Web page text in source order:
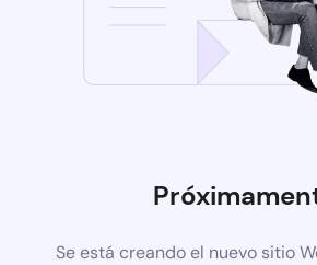
Se está creando el nuevo sitio